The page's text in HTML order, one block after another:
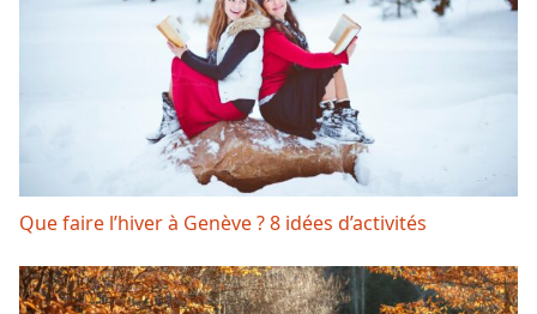
Que faire l’hiver à Genève ? 8 idées d’activités